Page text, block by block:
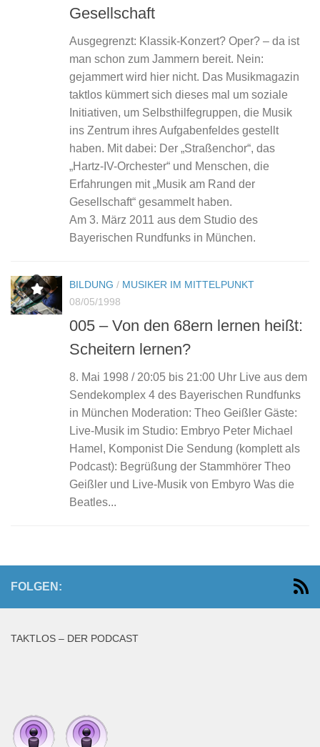
Gesellschaft
Ausgegrenzt: Klassik-Konzert? Oper? – da ist
man schon zum Jammern bereit. Nein:
gejammert wird hier nicht. Das Musikmagazin
taktlos kümmert sich dieses mal um soziale
Initiativen, um Selbsthilfegruppen, die Musik
ins Zentrum ihres Aufgabenfeldes gestellt
haben. Mit dabei: Der „Straßenchor“, das
„Hartz-IV-Orchester“ und Menschen, die
Erfahrungen mit „Musik am Rand der
Gesellschaft“ gesammelt haben.
Am 3. März 2011 aus dem Studio des
Bayerischen Rundfunks in München.
BILDUNG / MUSIKER IM MITTELPUNKT
08/05/1998
005 – Von den 68ern lernen heißt:
Scheitern lernen?
8. Mai 1998 / 20:05 bis 21:00 Uhr Live aus dem
Sendekomplex 4 des Bayerischen Rundfunks
in München Moderation: Theo Geißler Gäste:
Live-Musik im Studio: Embryo Peter Michael
Hamel, Komponist Die Sendung (komplett als
Podcast): Begrüßung der Stammhörer Theo
Geißler und Live-Musik von Embyro Was die
Beatles...
FOLGEN:
TAKTLOS – DER PODCAST